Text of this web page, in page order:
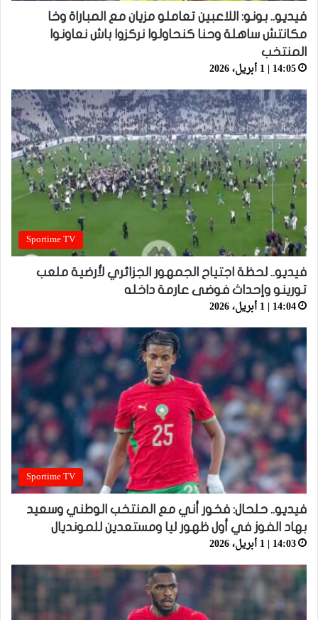
فيديو.. بونو: اللاعبين تعاملو مزيان مع المباراة وخا
مكانتش ساهلة وحنا كنحاولوا نركزوا باش نعاونوا
المنتخب
14:05 | 1 أبريل، 2026
Sportime TV
فيديو.. لحظة اجتياح الجمهور الجزائري لأرضية ملعب
تورينو وإحداث فوضى عارمة داخله
14:04 | 1 أبريل، 2026
Sportime TV
فيديو.. حلحال: فخور أني مع المنتخب الوطني وسعيد
بهاد الفوز في أول ظهور ليا ومستعدين للمونديال
14:03 | 1 أبريل، 2026